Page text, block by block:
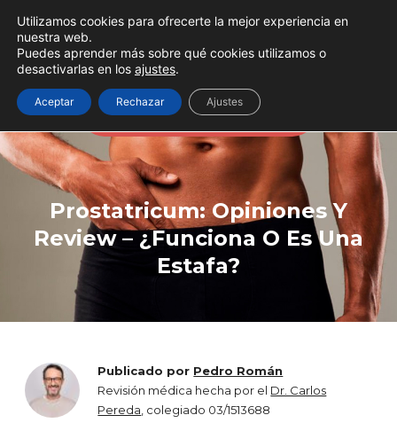
A veces todo se soluciona
aumentando la testosterona
Prostatricum: Opiniones Y
Review – ¿Funciona O Es Una
Estafa?
Publicado por Pedro Román
Revisión médica hecha por el Dr. Carlos
Pereda , colegiado 03/1513688
Utilizamos cookies para ofrecerte la mejor experiencia en
nuestra web.
Puedes aprender más sobre qué cookies utilizamos o
desactivarlas en los ajustes.
Aceptar Rechazar Ajustes